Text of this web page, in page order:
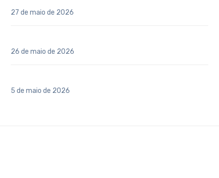
27 de maio de 2026
26 de maio de 2026
5 de maio de 2026